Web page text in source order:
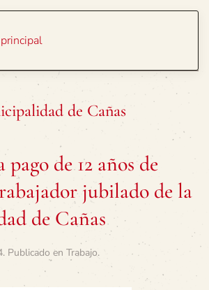
de Cañas
de 12 años de
jubilado de la
de Cañas
. Publicado en Trabajo.